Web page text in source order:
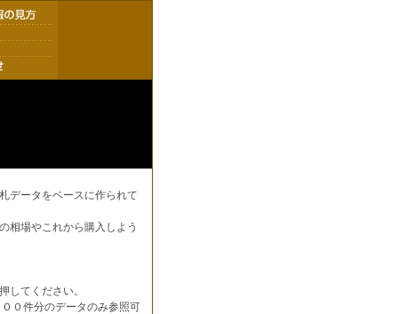
データをベースに作られて
相場やこれから購入しよう
してください。
０件分のデータのみ参照可